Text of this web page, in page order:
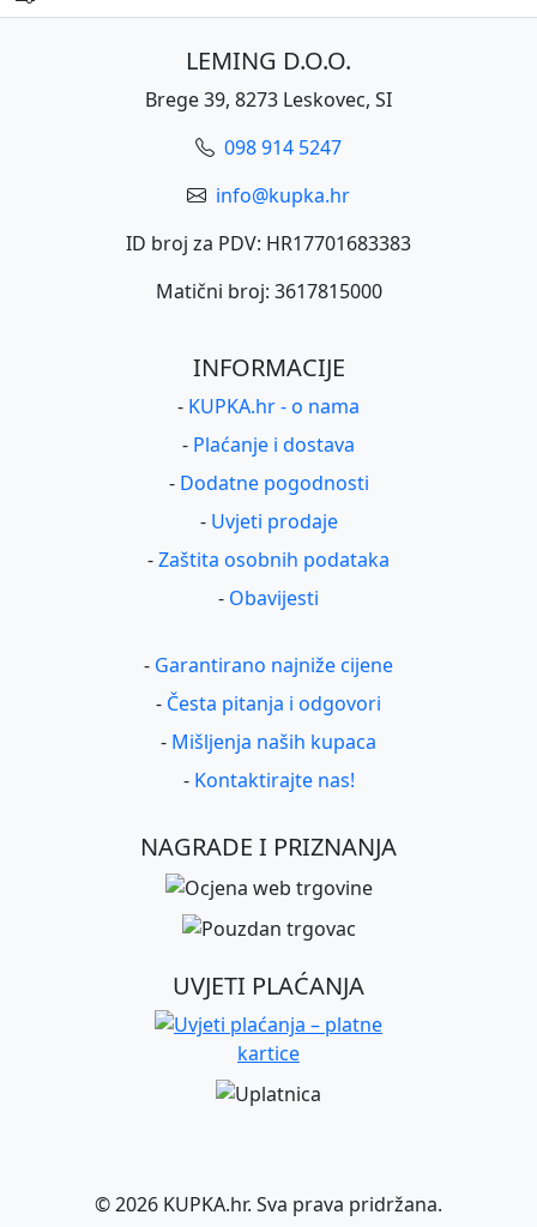
LEMING D.O.O.
Brege 39, 8273 Leskovec, SI
098 914 5247
info@kupka.hr
ID broj za PDV: HR17701683383
Matični broj: 3617815000
INFORMACIJE
- KUPKA.hr - o nama
- Plaćanje i dostava
- Dodatne pogodnosti
- Uvjeti prodaje
-Zaštita osobnih podataka
- Obavijesti
- Garantirano najniže cijene
- Česta pitanja i odgovori
- Mišljenja naših kupaca
- Kontaktirajte nas!
NAGRADE I PRIZNANJA
UVJETI PLAĆANJA
©2026 KUPKA.hr. Sva prava pridržana.